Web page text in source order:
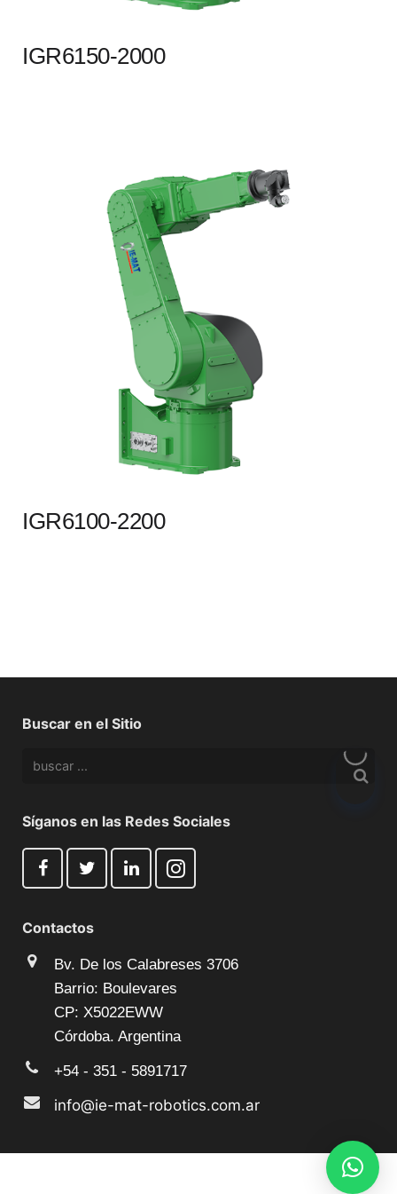
IGR6150-2000
IGR6100-2200
Buscar en el Sitio
Síganos en las Redes Sociales
Contactos
Bv. De los Calabreses 3706
Barrio: Boulevares
CP: X5022EWW
Córdoba. Argentina
+54 - 351 - 5891717
info@ie-mat-robotics.com.ar
IE-MAT®